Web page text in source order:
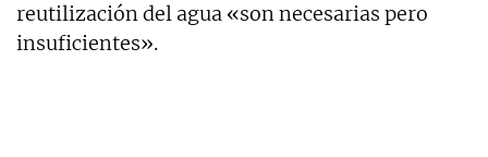
reutilización del agua «son necesarias pero
insuficientes».